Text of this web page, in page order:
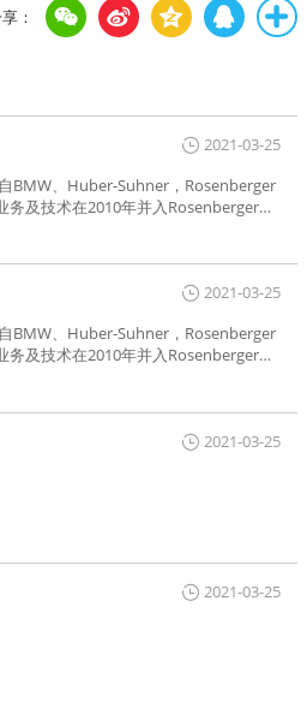
2021-03-25
BMW、Huber-Suhner，Rosenberger
及技术在2010年并入Rosenberger）
FAKRA已成为汽车行业通用标准的射
2021-03-25
BMW、Huber-Suhner，Rosenberger
及技术在2010年并入Rosenberger）
FAKRA已成为汽车行业通用标准的射
2021-03-25
2021-03-25